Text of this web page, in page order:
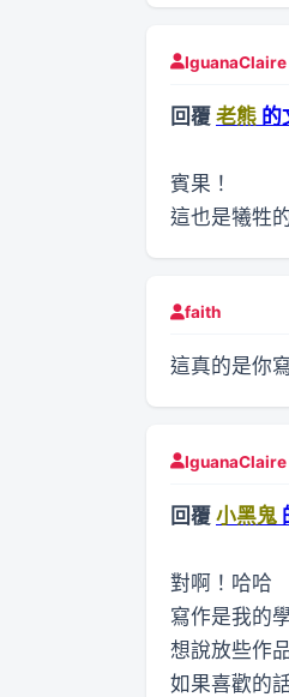
IguanaClaire
回覆 老熊 的
賓果！
這也是犧牲
faith
這真的是你
IguanaClaire
回覆 小黑鬼
對啊！哈哈
寫作是我的
想說放些作
如果喜歡的